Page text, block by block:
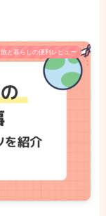
旅と暮らしの便利レビュー